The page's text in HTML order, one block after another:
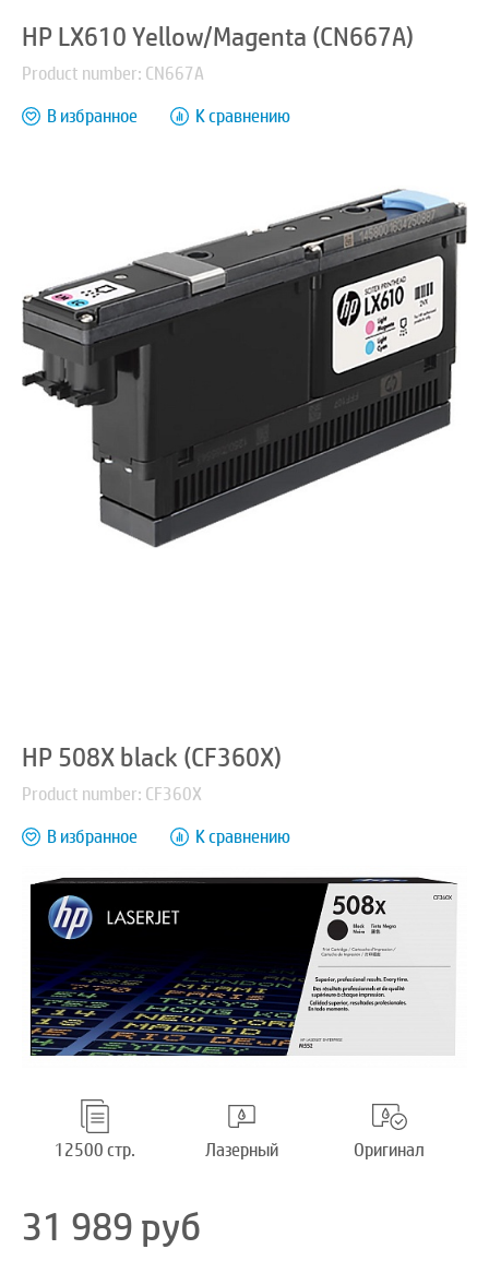
HP LX610 Yellow/Magenta (CN667A)
Product number: CN667A
В избранное
К сравнению
HP 508X black (CF360X)
Product number: CF360X
В избранное
К сравнению
12500 стр. Лазерный Оригинал
31 989руб